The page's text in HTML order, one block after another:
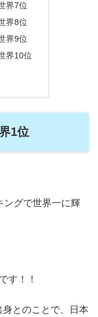
界7位
界8位
界9位
界10位
1位
ングで世界一に輝
す！！
とのことで、日本